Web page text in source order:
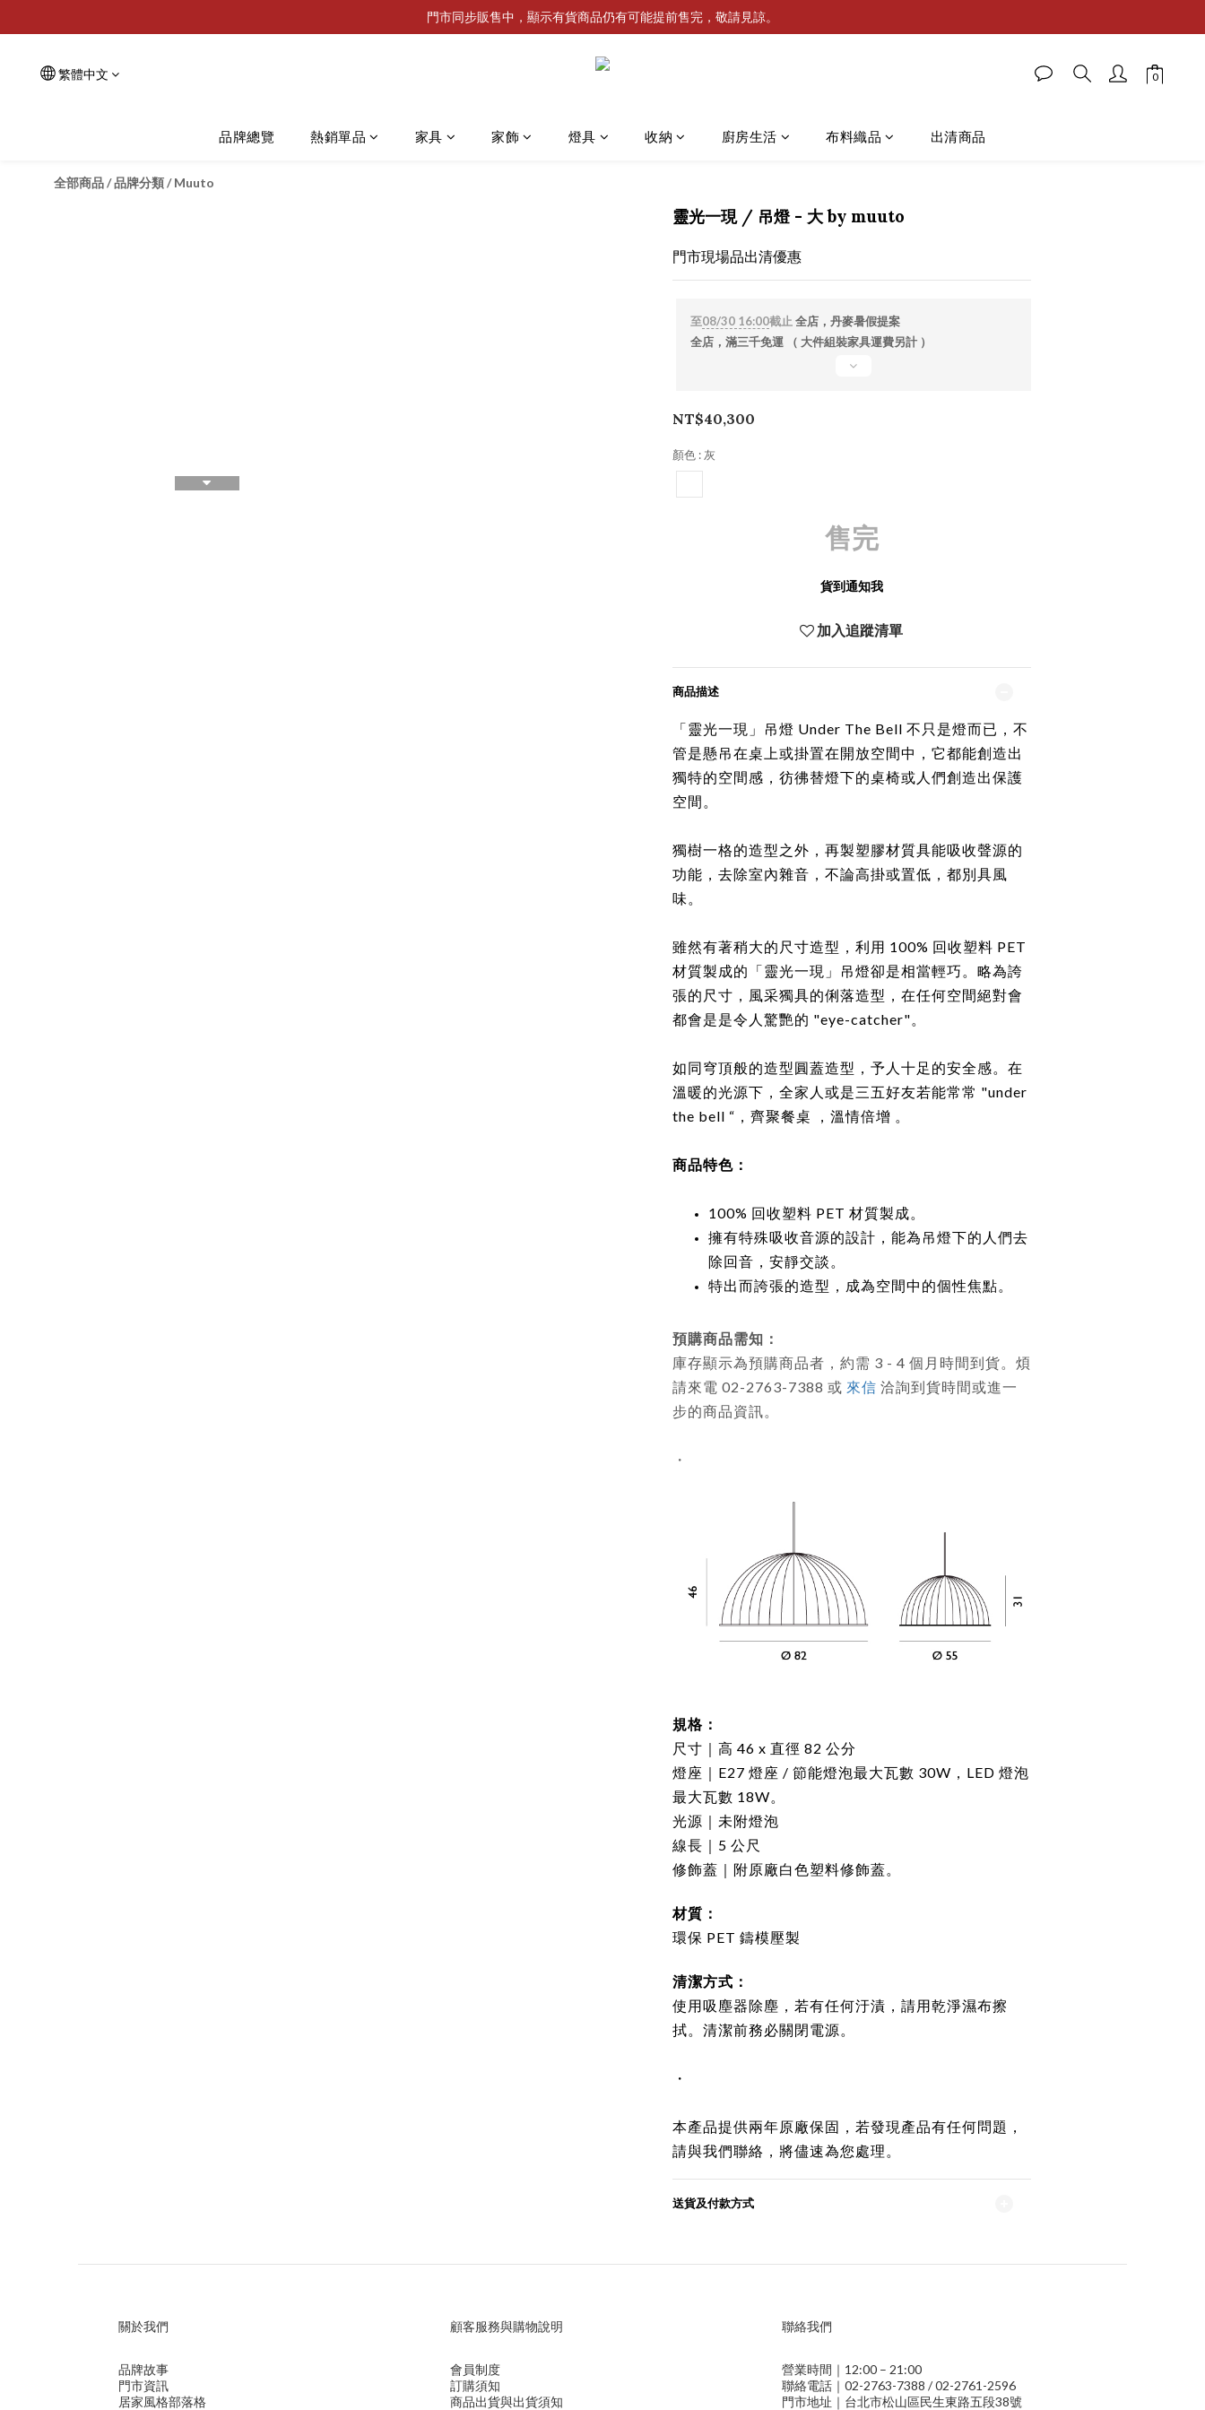
門市同步販售中，顯示有貨商品仍有可能提前售完，敬請見諒。
繁體中文
品牌總覽 熱銷單品 家具 家飾 燈具 收納 廚房生活 布料織品 出清商品
全部商品/品牌分類/Muuto
靈光一現 / 吊燈 - 大 by muuto
門市現場品出清優惠
至08/30 16:00截止 全店，丹麥暑假提案
全店，滿三千免運 （ 大件組裝家具運費另計 ）
NT$40,300
顏色 : 灰
售完
貨到通知我
加入追蹤清單
商品描述
「靈光一現」吊燈 Under The Bell 不只是燈而已，不
管是懸吊在桌上或掛置在開放空間中，它都能創造出
獨特的空間感，彷彿替燈下的桌椅或人們創造出保護
空間。
獨樹一格的造型之外，再製塑膠材質具能吸收聲源的
功能，去除室內雜音，不論高掛或置低，都別具風
味。
雖然有著稍大的尺寸造型，利用 100% 回收塑料 PET
材質製成的「靈光一現」吊燈卻是相當輕巧。略為誇
張的尺寸，風采獨具的俐落造型，在任何空間絕對會
都會是是令人驚艷的 "eye-catcher"。
如同穹頂般的造型圓蓋造型，予人十足的安全感。在
溫暖的光源下，全家人或是三五好友若能常常 "under
the bell “，齊聚餐桌 ，溫情倍增 。
商品特色：
100% 回收塑料 PET 材質製成。
擁有特殊吸收音源的設計，能為吊燈下的人們去
除回音，安靜交談。
特出而誇張的造型，成為空間中的個性焦點。
預購商品需知：
庫存顯示為預購商品者，約需 3 - 4 個月時間到貨。煩
請來電 02-2763-7388 或 來信 洽詢到貨時間或進一
步的商品資訊。
・
規格：
尺寸｜高 46 x 直徑 82 公分
燈座 ｜ E27 燈座 / 節能燈泡最大瓦數 30W ，LED 燈泡
最大瓦數 18W。
光源 ｜ 未附燈泡
線長 ｜ 5 公尺
修飾蓋 ｜ 附原廠白色塑料修飾蓋。
材質：
環保 PET 鑄模壓製
清潔方式：
使用吸塵器除塵，若有任何汙漬，請用乾淨濕布擦
拭。清潔前務必關閉電源。
・
本產品提供兩年原廠保固，若發現產品有任何問題，
請與我們聯絡，將儘速為您處理。
送貨及付款方式
關於我們
品牌故事
門市資訊
居家風格部落格
顧客服務與購物說明
會員制度
訂購須知
商品出貨與出貨須知
聯絡我們
營業時間｜12:00 – 21:00
聯絡電話｜02-2763-7388 / 02-2761-2596
門市地址｜台北市松山區民生東路五段38號